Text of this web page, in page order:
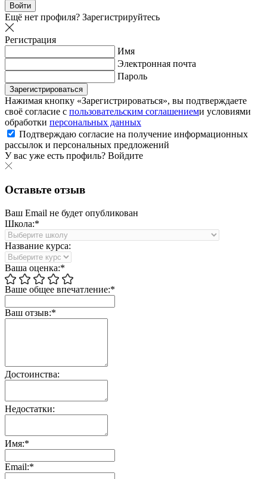
Войти
Ещё нет профиля? Зарегистрируйтесь
Регистрация
Имя
Электронная почта
Пароль
Зарегистрироваться
Нажимая кнопку «Зарегистрироваться», вы подтверждаете
своё согласие с пользовательским соглашениеми условиями
обработки персональных данных
Подтверждаю согласие на получение информационных
рассылок и персональных предложений
У вас уже есть профиль? Войдите
Оставьте отзыв
Ваш Email не будет опубликован
Школа:*
Название курса:
Ваша оценка:*
Ваше общее впечатление:*
Ваш отзыв:*
Достоинства:
Недостатки:
Имя:*
Email:*